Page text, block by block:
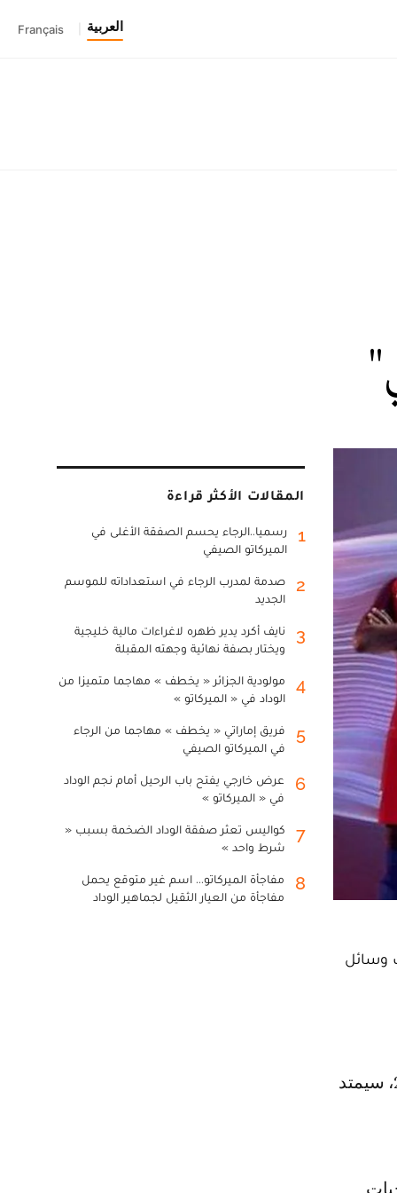
العربية Français
وسائل
المقالات الأكثر قراءة
1
رسميا..الرجاء يحسم الصفقة الأغلى في
الميركاتو الصيفي
2
صدمة لمدرب الرجاء في استعداداته للموسم
الجديد
3
نايف أكرد يدير ظهره لاغراءات مالية خليجية
ويختار بصفة نهائية وجهته المقبلة
4
مولودية الجزائر « يخطف » مهاجما متميزا من
الوداد في « الميركاتو »
5
فريق إماراتي « يخطف » مهاجما من الرجاء
في الميركاتو الصيفي
6
عرض خارجي يفتح باب الرحيل أمام نجم الوداد
في « الميركاتو »
7
كواليس تعثر صفقة الوداد الضخمة بسبب «
شرط واحد »
8
مفاجأة الميركاتو... اسم غير متوقع يحمل
مفاجأة من العيار الثقيل لجماهير الوداد